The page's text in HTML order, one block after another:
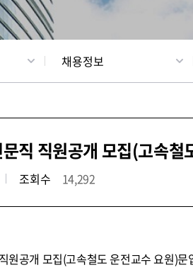
채용정보
직 직원공개 모집(고속
조회수 14,292
원공개 모집(고속철도 운전교수 요원)문